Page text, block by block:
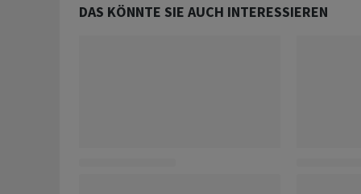
DAS KÖNNTE SIE AUCH INTERESSIEREN